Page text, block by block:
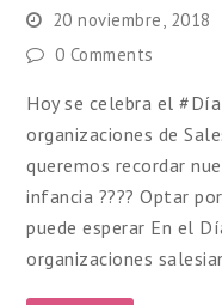
20 noviembre, 2018
0 Comments
Hoy se celebra el
organizaciones de
queremos recordar
infancia ???? Optar
puede esperar En el
organizaciones